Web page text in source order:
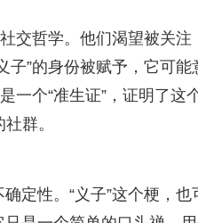
交哲学。他们渴望被关注
”的身份被赋予，它可能
个“准生证”，证明了这
群。
定性。“义子”这个梗，也